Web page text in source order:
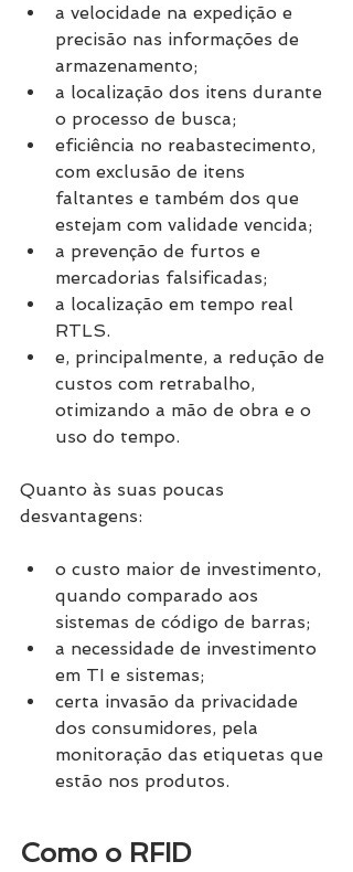
a velocidade na expedição e
precisão nas informações de
armazenamento;
a localização dos itens durante
o processo de busca;
eficiência no reabastecimento,
com exclusão de itens
faltantes e também dos que
estejam com validade vencida;
a prevenção de furtos e
mercadorias falsificadas;
a localização em tempo real
RTLS.
e, principalmente, a redução de
custos com retrabalho,
otimizando a mão de obra e o
uso do tempo.
Quanto às suas poucas
desvantagens:
o custo maior de investimento,
quando comparado aos
sistemas de código de barras;
a necessidade de investimento
em TI e sistemas;
certa invasão da privacidade
dos consumidores, pela
monitoração das etiquetas que
estão nos produtos.
Como o RFID